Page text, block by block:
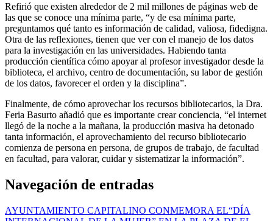
Refirió que existen alrededor de 2 mil millones de páginas web de
las que se conoce una mínima parte, “y de esa mínima parte,
preguntamos qué tanto es información de calidad, valiosa, fidedigna.
Otra de las reflexiones, tienen que ver con el manejo de los datos
para la investigación en las universidades. Habiendo tanta
producción científica cómo apoyar al profesor investigador desde la
biblioteca, el archivo, centro de documentación, su labor de gestión
de los datos, favorecer el orden y la disciplina”.
Finalmente, de cómo aprovechar los recursos bibliotecarios, la Dra.
Feria Basurto añadió que es importante crear conciencia, “el internet
llegó de la noche a la mañana, la producción masiva ha detonado
tanta información, el aprovechamiento del recurso bibliotecario
comienza de persona en persona, de grupos de trabajo, de facultad
en facultad, para valorar, cuidar y sistematizar la información”.
Navegación de entradas
AYUNTAMIENTO CAPITALINO CONMEMORA EL“DÍA